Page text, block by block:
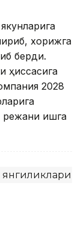
хорижга
берди.
ҳиссасига
2028
режани ишга